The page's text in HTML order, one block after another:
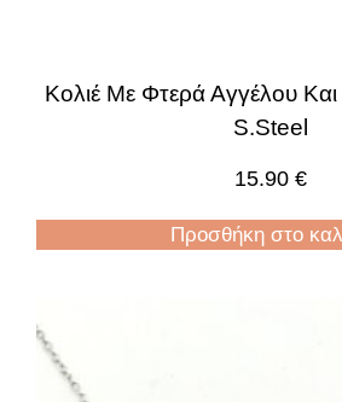
Κολιέ Με Φτερά Αγγέλου
S.Steel
15.90 €
Προσθήκη στο